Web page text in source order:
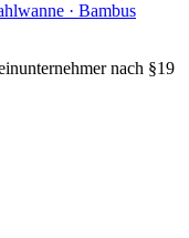
· Bambus
nach §19